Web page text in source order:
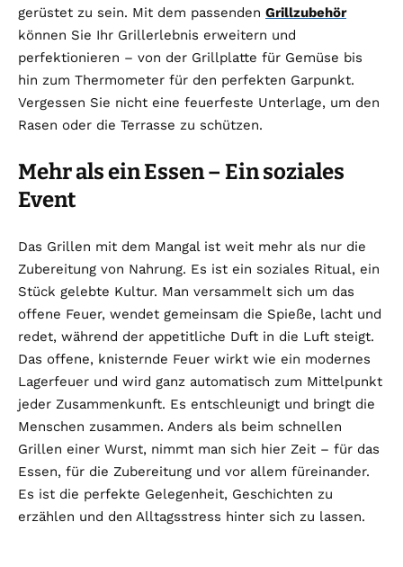
gerüstet zu sein. Mit dem passenden Grillzubehör
können Sie Ihr Grillerlebnis erweitern und
perfektionieren – von der Grillplatte für Gemüse bis
hin zum Thermometer für den perfekten Garpunkt.
Vergessen Sie nicht eine feuerfeste Unterlage, um den
Rasen oder die Terrasse zu schützen.
Mehr als ein Essen – Ein soziales
Event
Das Grillen mit dem Mangal ist weit mehr als nur die
Zubereitung von Nahrung. Es ist ein soziales Ritual, ein
Stück gelebte Kultur. Man versammelt sich um das
offene Feuer, wendet gemeinsam die Spieße, lacht und
redet, während der appetitliche Duft in die Luft steigt.
Das offene, knisternde Feuer wirkt wie ein modernes
Lagerfeuer und wird ganz automatisch zum Mittelpunkt
jeder Zusammenkunft. Es entschleunigt und bringt die
Menschen zusammen. Anders als beim schnellen
Grillen einer Wurst, nimmt man sich hier Zeit – für das
Essen, für die Zubereitung und vor allem füreinander.
Es ist die perfekte Gelegenheit, Geschichten zu
erzählen und den Alltagsstress hinter sich zu lassen.